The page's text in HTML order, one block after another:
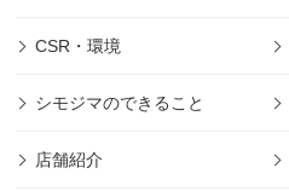
CSR・環境
シモジマのできること
店舗紹介